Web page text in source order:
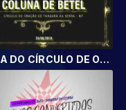
FESTA DO CÍRCULO DE ORAÇÃO COLUNA DE BETEL 2018